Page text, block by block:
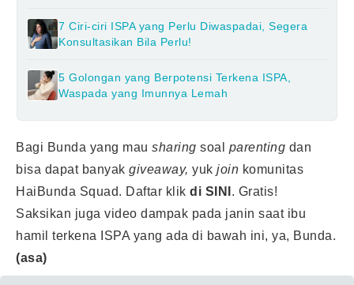
7 Ciri-ciri ISPA yang Perlu Diwaspadai, Segera
Konsultasikan Bila Perlu!
5 Golongan yang Berpotensi Terkena ISPA,
Waspada yang Imunnya Lemah
Bagi Bunda yang mau sharing soal parenting dan
bisa dapat banyak giveaway, yuk join komunitas
HaiBunda Squad. Daftar klik di SINI . Gratis!
Saksikan juga video dampak pada janin saat ibu
hamil terkena ISPA yang ada di bawah ini, ya, Bunda.
(asa)